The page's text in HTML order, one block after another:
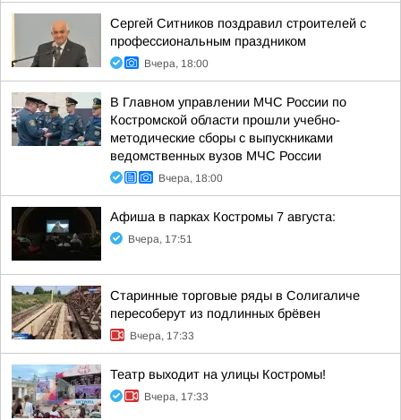
Сергей Ситников поздравил строителей с
профессиональным праздником
Вчера, 18:00
В Главном управлении МЧС России по
Костромской области прошли учебно-
методические сборы с выпускниками
ведомственных вузов МЧС России
Вчера, 18:00
Афиша в парках Костромы 7 августа:
Вчера, 17:51
Старинные торговые ряды в Солигаличе
пересоберут из подлинных брёвен
Вчера, 17:33
Театр выходит на улицы Костромы!
Вчера, 17:33